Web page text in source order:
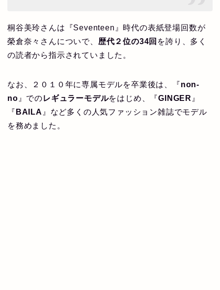
桐谷美玲さんは『Seventeen』時代の表紙登場回数が
榮倉奈々さんについで、 歴代２位の34回 を誇り、多く
の読者から指示されていました。
なお、２０１０年に専属モデルを卒業後は、『non-
no』でのレギュラーモデルをはじめ、『GINGER 』
『 BAILA 』など多くの人気ファッション雑誌でモデル
を務めました。